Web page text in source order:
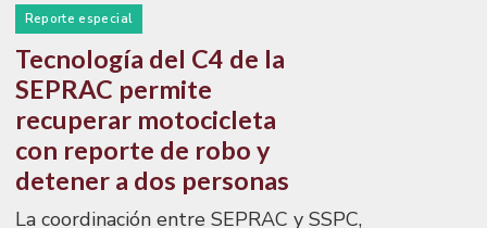
Reporte especial
Tecnología del C4 de la
SEPRAC permite
recuperar motocicleta
con reporte de robo y
detener a dos personas
La coordinación entre SEPRAC y SSPC,